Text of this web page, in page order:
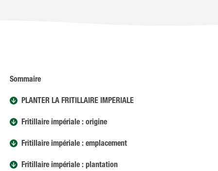
Sommaire
PLANTER LA FRITILLAIRE IMPÉRIALE
Fritillaire impériale : origine
Fritillaire impériale : emplacement
Fritillaire impériale : plantation